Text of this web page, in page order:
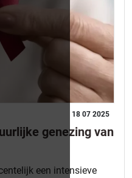
18 07 2025
genezing van
een intensieve